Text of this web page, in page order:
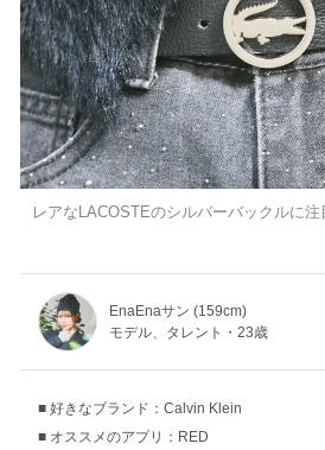
レアなLACOSTEのシルバーバックルに注
EnaEnaサン (159cm)
モデル、タレント・23歳
好きなブランド：Calvin Klein
オススメのアプリ：RED